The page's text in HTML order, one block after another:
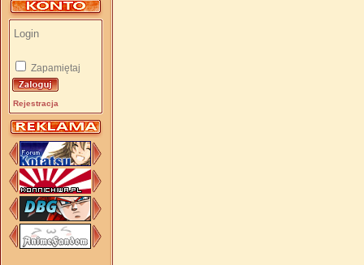
Zapamiętaj
Rejestracja